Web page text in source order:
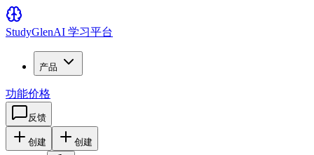
StudyGlenAI 学习平台
产品
功能价格
反馈
创建 创建